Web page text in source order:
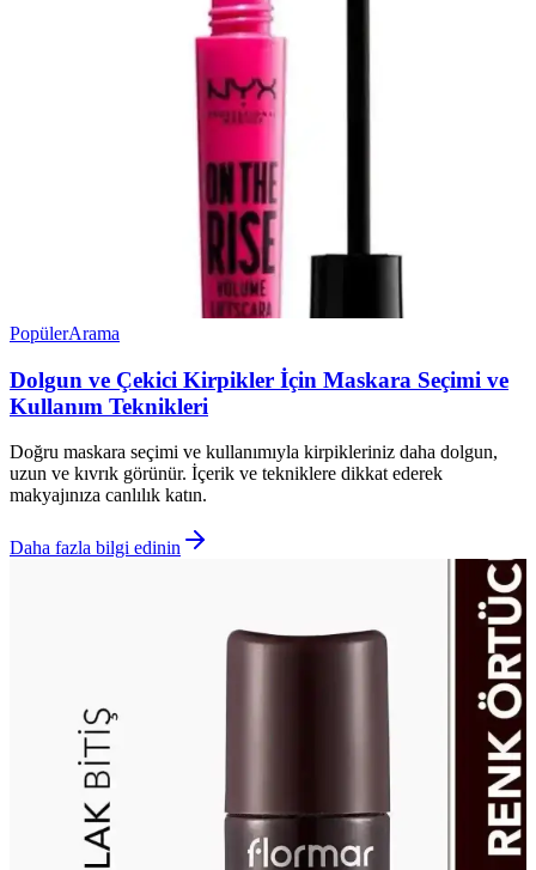
PopülerArama
Dolgun ve Çekici Kirpikler İçin Maskara Seçimi ve
Kullanım Teknikleri
Doğru maskara seçimi ve kullanımıyla kirpikleriniz daha dolgun,
uzun ve kıvrık görünür. İçerik ve tekniklere dikkat ederek
makyajınıza canlılık katın.
Daha fazla bilgi edinin